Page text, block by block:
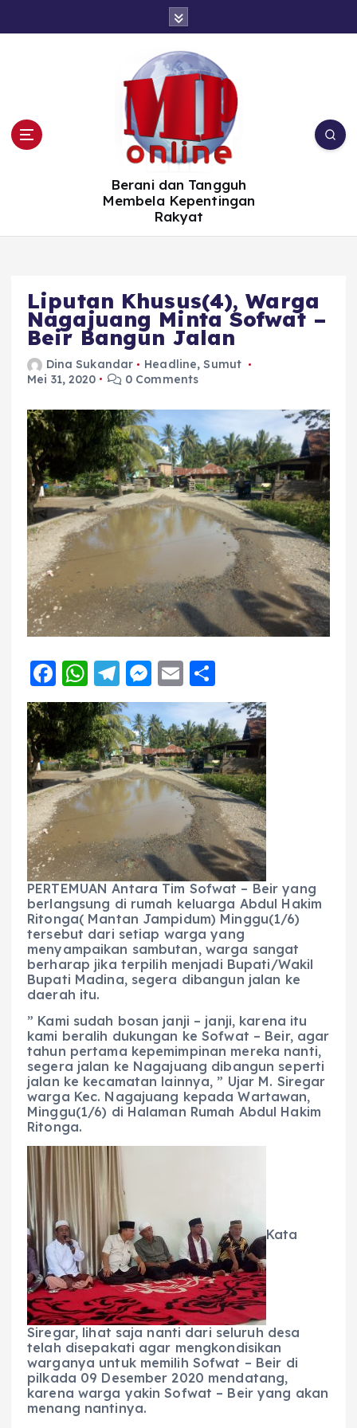
Berani dan Tangguh
Membela Kepentingan
Rakyat
Liputan Khusus(4), Warga
Nagajuang Minta Sofwat –
Beir Bangun Jalan
Dina Sukandar Headline,Sumut
Mei 31, 2020
0 Comments
F
a
c
e
b
o
o
k
W
h
a
ts
A
p
T
el
e
g
r
a
m
M
e
ss
e
n
g
er
E
m
ai
l
h
a
re
PERTEMUAN Antara Tim Sofwat – Beir yang
berlangsung di rumah keluarga Abdul Hakim
Ritonga( Mantan Jampidum) Minggu(1/6)
tersebut dari setiap warga yang
menyampaikan sambutan, warga sangat
berharap jika terpilih menjadi Bupati/Wakil
Bupati Madina, segera dibangun jalan ke
daerah itu.
” Kami sudah bosan janji – janji, karena itu
kami beralih dukungan ke Sofwat – Beir, agar
tahun pertama kepemimpinan mereka nanti,
segera jalan ke Nagajuang dibangun seperti
jalan ke kecamatan lainnya, ” Ujar M. Siregar
warga Kec. Nagajuang kepada Wartawan,
Minggu(1/6) di Halaman Rumah Abdul Hakim
Ritonga.
Kata
Siregar, lihat saja nanti dari seluruh desa
telah disepakati agar mengkondisikan
warganya untuk memilih Sofwat – Beir di
pilkada 09 Desember 2020 mendatang,
karena warga yakin Sofwat – Beir yang akan
menang nantinya.